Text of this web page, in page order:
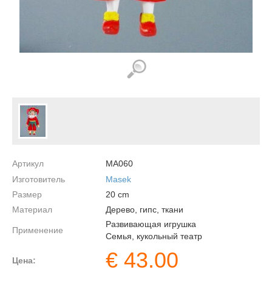
Артикул
MA060
Изготовитель
Masek
Размер
20 cm
Материал
Дерево, гипс, ткани
Применение
Развивающая игрушка
Семья, кукольный театр
Цена: € 43.00